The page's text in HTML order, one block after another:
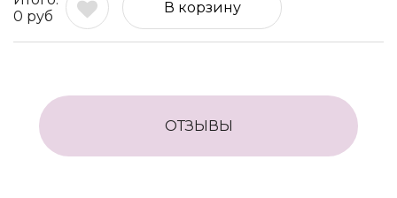
0 руб
В корзину
ОТЗЫВЫ